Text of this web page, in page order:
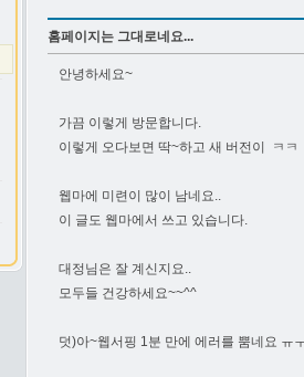
홈페이지는 그대로네요...
안녕하세요~
가끔 이렇게 방문합니다.
이렇게 오다보면 딱~하고 새 버전이 ㅋㅋ
웹마에 미련이 많이 남네요..
이 글도 웹마에서 쓰고 있습니다.
대정님은 잘 계신지요..
모두들 건강하세요~~^^
덧)아~웹서핑 1분 만에 에러를 뿜네요 ㅠ